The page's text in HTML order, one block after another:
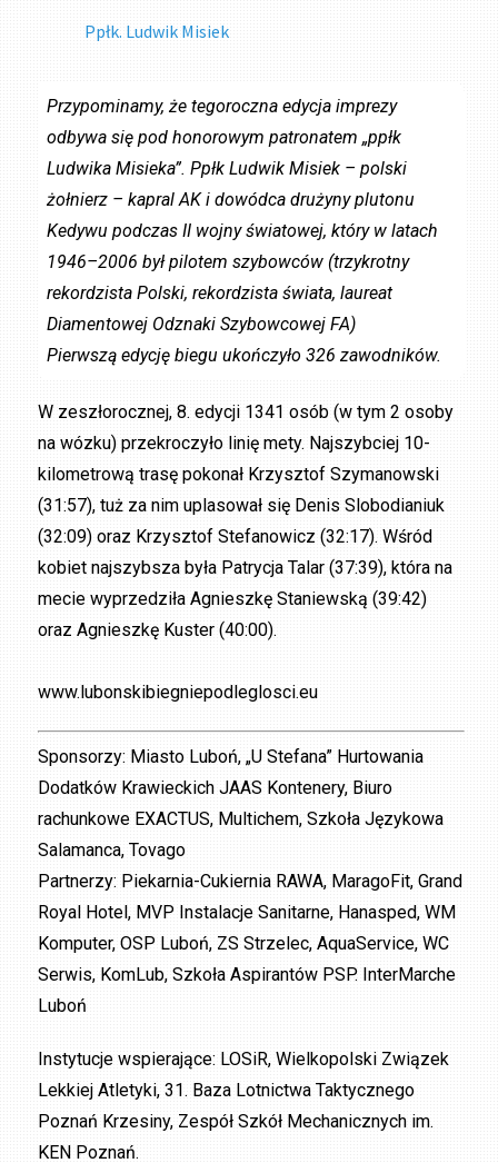
Ppłk. Ludwik Misiek
Przypominamy, że tegoroczna edycja imprezy
odbywa się pod honorowym patronatem „ppłk
Ludwika Misieka”. Ppłk Ludwik Misiek – polski
żołnierz – kapral AK i dowódca drużyny plutonu
Kedywu podczas II wojny światowej, który w latach
1946–2006 był pilotem szybowców (trzykrotny
rekordzista Polski, rekordzista świata, laureat
Diamentowej Odznaki Szybowcowej FA)
Pierwszą edycję biegu ukończyło 326 zawodników.
W zeszłorocznej, 8. edycji 1341 osób (w tym 2 osoby
na wózku) przekroczyło linię mety. Najszybciej 10-
kilometrową trasę pokonał Krzysztof Szymanowski
(31:57), tuż za nim uplasował się Denis Slobodianiuk
(32:09) oraz Krzysztof Stefanowicz (32:17). Wśród
kobiet najszybsza była Patrycja Talar (37:39), która na
mecie wyprzedziła Agnieszkę Staniewską (39:42)
oraz Agnieszkę Kuster (40:00).
www.lubonskibiegniepodleglosci.eu
Sponsorzy: Miasto Luboń, „U Stefana” Hurtowania
Dodatków Krawieckich JAAS Kontenery, Biuro
rachunkowe EXACTUS, Multichem, Szkoła Językowa
Salamanca, Tovago
Partnerzy: Piekarnia-Cukiernia RAWA, MaragoFit, Grand
Royal Hotel, MVP Instalacje Sanitarne, Hanasped, WM
Komputer, OSP Luboń, ZS Strzelec, AquaService, WC
Serwis, KomLub, Szkoła Aspirantów PSP. InterMarche
Luboń
Instytucje wspierające: LOSiR, Wielkopolski Związek
Lekkiej Atletyki, 31. Baza Lotnictwa Taktycznego
Poznań Krzesiny, Zespół Szkół Mechanicznych im.
KEN Poznań.